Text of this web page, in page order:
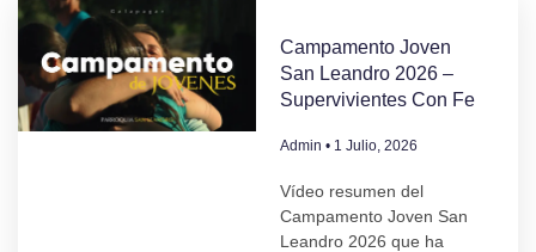
Campamento Joven
San Leandro 2026 –
Supervivientes Con Fe
Admin 1 Julio, 2026
Vídeo resumen del
Campamento Joven San
Leandro 2026 que ha